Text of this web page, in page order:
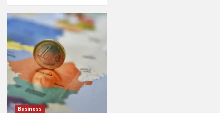
Business